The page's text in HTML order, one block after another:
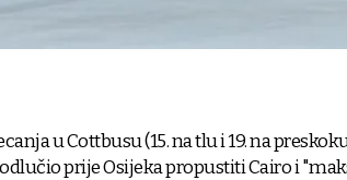
u Cottbusu (15. na tlu i 19. na
prije Osijeka propustiti Cairo i